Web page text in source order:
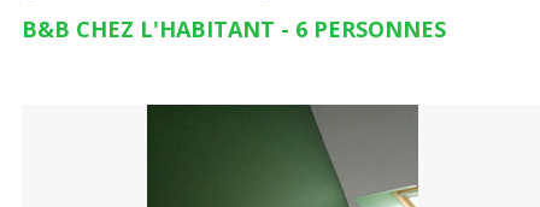
B&B CHEZ L'HABITANT 6 PERSONNES